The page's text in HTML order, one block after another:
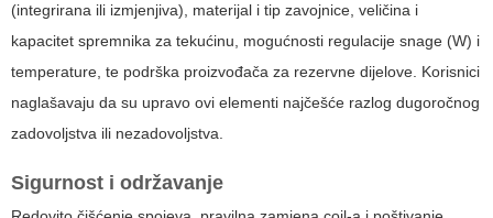
(integrirana ili izmjenjiva), materijal i tip zavojnice, veličina i
kapacitet spremnika za tekućinu, mogućnosti regulacije snage (W) i
temperature, te podrška proizvođača za rezervne dijelove. Korisnici
naglašavaju da su upravo ovi elementi najčešće razlog dugoročnog
zadovoljstva ili nezadovoljstva.
Sigurnost i održavanje